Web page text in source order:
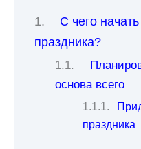
С чего
праздника?
основа всего
праздника